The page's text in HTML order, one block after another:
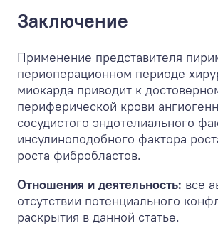
Заключение
Применение представителя
периоперационном периоде
миокарда приводит к
периферической крови
сосудистого эндотелиального
инсулиноподобного фактора
роста фибробластов.
Отношения и деятельность: все
отсутствии потенциального
раскрытия в данной статье.